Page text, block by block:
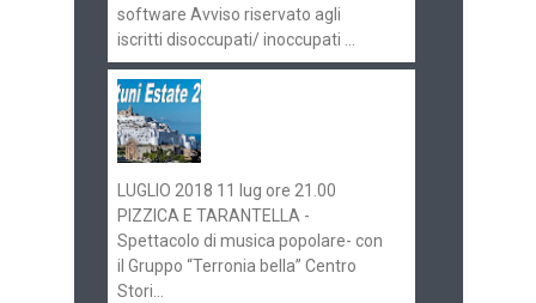
software Avviso riservato agli
iscritti disoccupati/ inoccupati ...
LUGLIO 2018 11 lug ore 21.00
PIZZICA E TARANTELLA -
Spettacolo di musica popolare- con
il Gruppo “Terronia bella” Centro
Stori...